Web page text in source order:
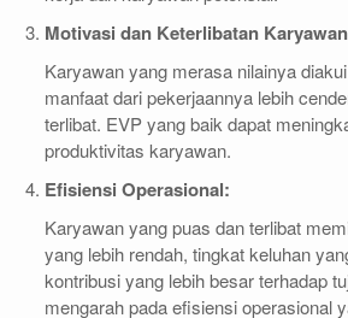
Motivasi dan Keterlibatan
Karyawan yang merasa nilainya
manfaat dari pekerjaannya lebih
terlibat. EVP yang baik dapat
produktivitas karyawan.
Efisiensi Operasional:
Karyawan yang puas dan terlibat
yang lebih rendah, tingkat keluhan
kontribusi yang lebih besar terhadap
mengarah pada efisiensi operasional